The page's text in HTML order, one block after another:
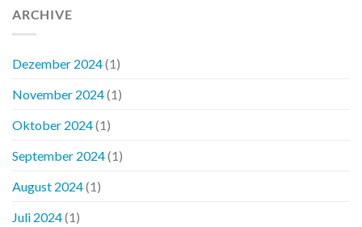
ARCHIVE
Dezember 2024(1)
November 2024(1)
Oktober 2024(1)
September 2024(1)
August 2024(1)
Juli 2024(1)